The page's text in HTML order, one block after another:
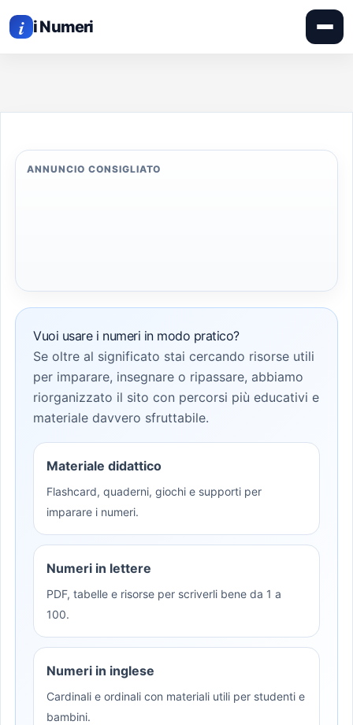
i i Numeri
IL
al
ANNUNCIO CONSIGLIATO
Vuoi usare i numeri in modo pratico?
Se oltre al significato stai cercando risorse utili
per imparare, insegnare o ripassare, abbiamo
riorganizzato il sito con percorsi più educativi e
materiale davvero sfruttabile.
Materiale didattico
Flashcard, quaderni, giochi e supporti per
imparare i numeri.
Numeri in lettere
PDF, tabelle e risorse per scriverli bene da 1 a
100.
Numeri in inglese
Cardinali e ordinali con materiali utili per studenti e
bambini.